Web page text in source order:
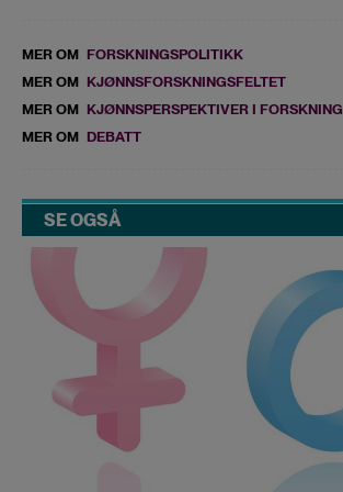
MER OM FORSKNINGSPOLITIKK
MER OM KJØNNSFORSKNINGSFELTET
MER OM KJØNNSPERSPEKTIVER I FORSKNING
MER OM DEBATT
SE OGSÅ